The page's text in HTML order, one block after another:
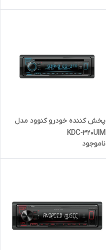
پخش کننده خودرو کنوود مدل
KDC-320UIM
ناموجود